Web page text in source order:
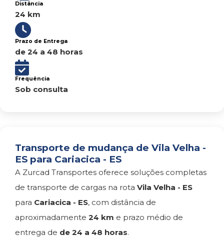
Distância
24 km
Prazo de Entrega
de 24 a 48 horas
Frequência
Sob consulta
Transporte de mudança de Vila Velha -
ES para Cariacica - ES
A Zurcad Transportes oferece soluções completas
de transporte de cargas na rota Vila Velha - ES
para Cariacica - ES, com distância de
aproximadamente 24 km e prazo médio de
entrega de de 24 a 48 horas.